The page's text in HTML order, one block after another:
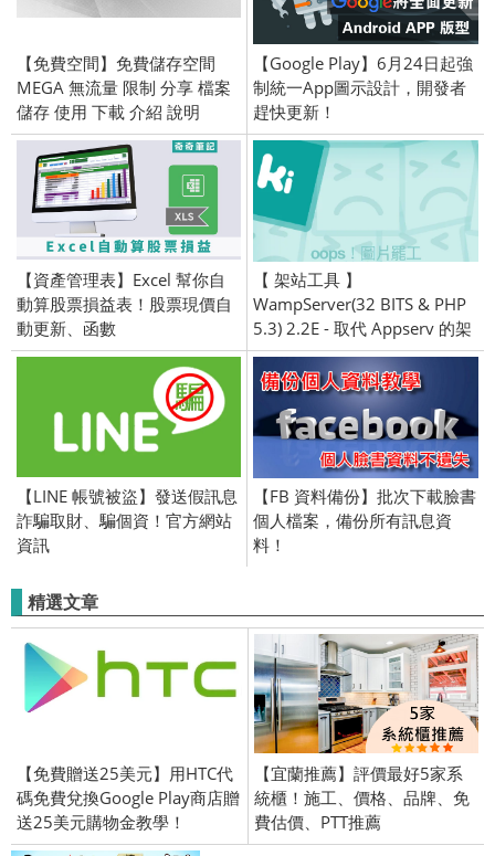
【免費空間】免費儲存空間
MEGA 無流量 限制 分享 檔案
儲存 使用 下載 介紹 說明
【Google Play】6月24日起強
制統一App圖示設計，開發者
趕快更新！
【資產管理表】Excel 幫你自
動算股票損益表！股票現價自
動更新、函數
【 架站工具 】
WampServer(32 BITS & PHP
5.3) 2.2E - 取代 Appserv 的架
站組合包
【LINE 帳號被盜】發送假訊息
詐騙取財、騙個資！官方網站
資訊
【FB 資料備份】批次下載臉書
個人檔案，備份所有訊息資
料！
精選文章
【免費贈送25美元】用HTC代
碼免費兌換Google Play商店贈
送25美元購物金教學！
【宜蘭推薦】評價最好5家系
統櫃！施工、價格、品牌、免
費估價、PTT推薦